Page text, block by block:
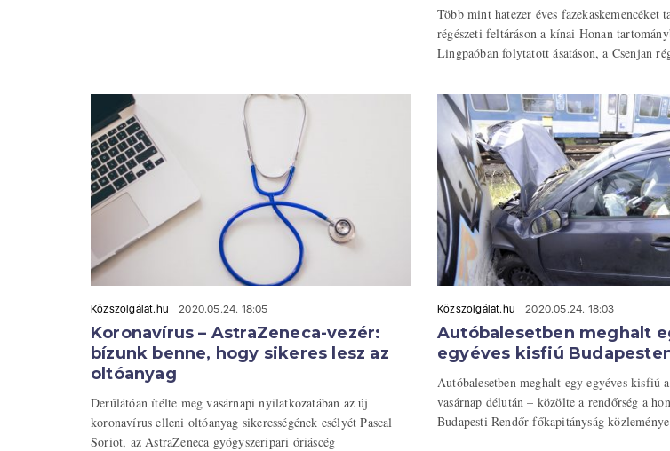
Több mint hatezer éves fazekaskemencéket
régészeti feltáráson a kínai Honan
Lingpaóban folytatott ásatáson, a Csenjan
Közszolgálat.hu 2020.05.24. 18:05
Koronavírus – AstraZeneca-vezér:
bízunk benne, hogy sikeres lesz az
oltóanyag
Derűlátóan ítélte meg vasárnapi nyilatkozatában az új
koronavírus elleni oltóanyag sikerességének esélyét Pascal
Soriot, az AstraZeneca gyógyszeripari óriáscég
Közszolgálat.hu 2020.05.24. 18:03
Autóbalesetben meghalt
egyéves kisfiú
Autóbalesetben meghalt egy egyéves kisfiú
vasárnap délután – közölte a rendőrség a
Budapesti Rendőr-főkapitányság